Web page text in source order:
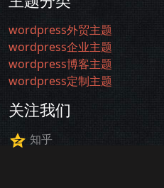
wordpress外贸主题
wordpress企业主题
wordpress博客主题
wordpress定制主题
关注我们
知乎